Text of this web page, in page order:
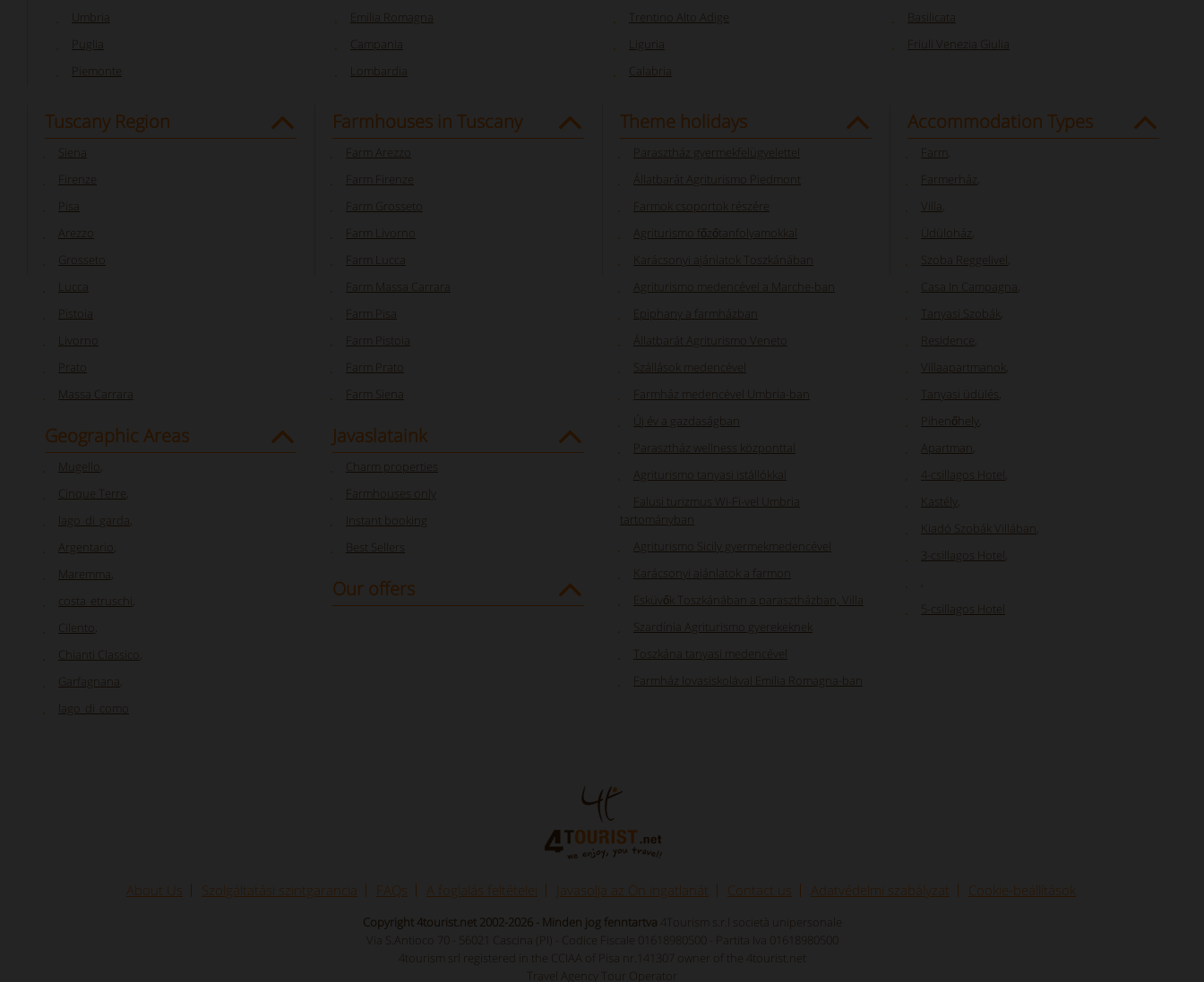
Umbria
Puglia
Piemonte
Emilia Romagna
Campania
Lombardia
Trentino Alto Adige
Liguria
Calabria
Basilicata
Friuli Venezia Giulia
Tuscany Region
Siena
Firenze
Pisa
Arezzo
Grosseto
Lucca
Pistoia
Livorno
Prato
Massa Carrara
Geographic Areas
Mugello
Cinque Terre
lago_di_garda
Argentario
Maremma
costa_etruschi
Cilento
Chianti Classico
Garfagnana
lago_di_como
Farmhouses in Tuscany
Farm Arezzo
Farm Firenze
Farm Grosseto
Farm Livorno
Farm Lucca
Farm Massa Carrara
Farm Pisa
Farm Pistoia
Farm Prato
Farm Siena
Javaslataink
Charm properties
Farmhouses only
Instant booking
Best Sellers
Our offers
Theme holidays
Parasztház gyermekfelügyelettel
Állatbarát Agriturismo Piedmont
Farmok csoportok részére
Agriturismo főzőtanfolyamokkal
Karácsonyi ajánlatok Toszkánában
Agriturismo medencével a Marche-ban
Epiphany a farmházban
Állatbarát Agriturismo Veneto
Szállások medencével
Farmház medencével Umbria-ban
Új év a gazdaságban
Parasztház wellness központtal
Agriturismo tanyasi istállókkal
Falusi turizmus Wi-Fi-vel Umbria
tartományban
Agriturismo Sicily gyermekmedencével
Karácsonyi ajánlatok a farmon
Esküvők Toszkánában a parasztházban, Villa
Szardínia Agriturismo gyerekeknek
Toszkána tanyasi medencével
Farmház lovasiskolával Emilia Romagna-ban
Accommodation Types
Farm
Farmerház
Villa
Üdüloház
Szoba Reggelivel
Casa In Campagna
Tanyasi Szobák
Residence
Villaapartmanok
Tanyasi üdülés
Pihenőhely
Apartman
4-csillagos Hotel
Kastély
Kiadó Szobák Villában
3-csillagos Hotel
5-csillagos Hotel
About Us Szolgáltatási szintgarancia FAQs A foglalás feltételei Javasolja az Ön ingatlanát Contact us Adatvédelmi szabályzat Cookie-beállítások
Copyright 4tourist.net 2002-2026 - Minden jog fenntartva 4Tourism s.r.l società unipersonale
Via S.Antioco 70 - 56021 Cascina (PI) - Codice Fiscale 01618980500 - Partita Iva 01618980500
4tourism srl registered in the CCIAA of Pisa nr.141307 owner of the 4tourist.net
Travel Agency Tour Operator